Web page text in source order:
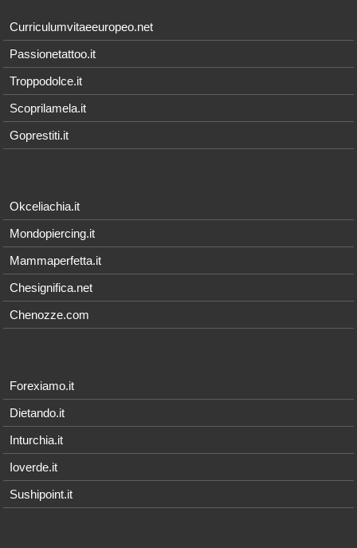
Curriculumvitaeeuropeo.net
Passionetattoo.it
Troppodolce.it
Scoprilamela.it
Goprestiti.it
Okceliachia.it
Mondopiercing.it
Mammaperfetta.it
Chesignifica.net
Chenozze.com
Forexiamo.it
Dietando.it
Inturchia.it
Ioverde.it
Sushipoint.it